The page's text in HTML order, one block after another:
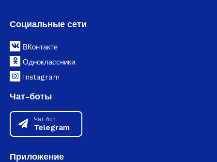
Социальные сети
ВКонтакте
Одноклассники
Instagram
Чат-боты
Чат бот
Telegram
Приложение